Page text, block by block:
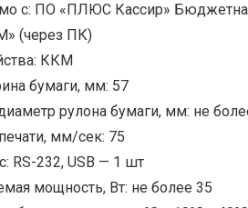
с: ПО «ПЛЮС Кассир»
(через ПК)
ККМ
бумаги, мм: 57
рулона бумаги, мм: не
мм/сек: 75
RS-232, USB — 1 шт
мощность, Вт: не более 35